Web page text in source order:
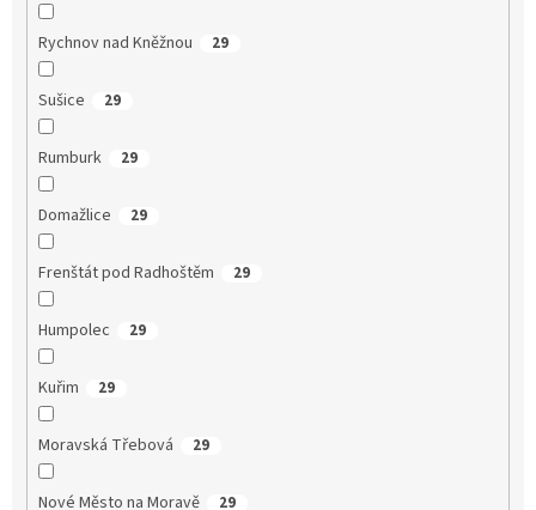
Rychnov nad Kněžnou 29
Sušice 29
Rumburk 29
Domažlice 29
Frenštát pod Radhoštěm 29
Humpolec 29
Kuřim 29
Moravská Třebová 29
Nové Město na Moravě 29